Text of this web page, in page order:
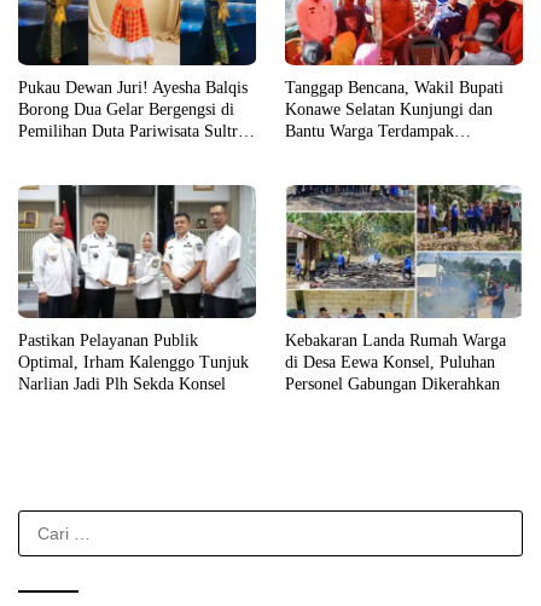
Pukau Dewan Juri! Ayesha Balqis
Borong Dua Gelar Bergengsi di
Pemilihan Duta Pariwisata Sultra
Tanggap Bencana, Wakil Bupati
Konawe Selatan Kunjungi dan
Bantu Warga Terdampak
Pastikan Pelayanan Publik
Optimal, Irham Kalenggo Tunjuk
Narlian Jadi Plh Sekda Konsel
Kebakaran Landa Rumah Warga
di Desa Eewa Konsel, Puluhan
Personel Gabungan Dikerahkan
Cari
untuk: